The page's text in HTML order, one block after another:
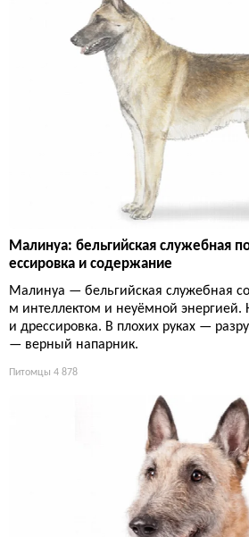
Малинуа: бельгийская служебная
ессировка и содержание
Малинуа — бельгийская служебная
м интеллектом и неуёмной энергией.
и дрессировка. В плохих руках —
— верный напарник.
Питомцы 4 878